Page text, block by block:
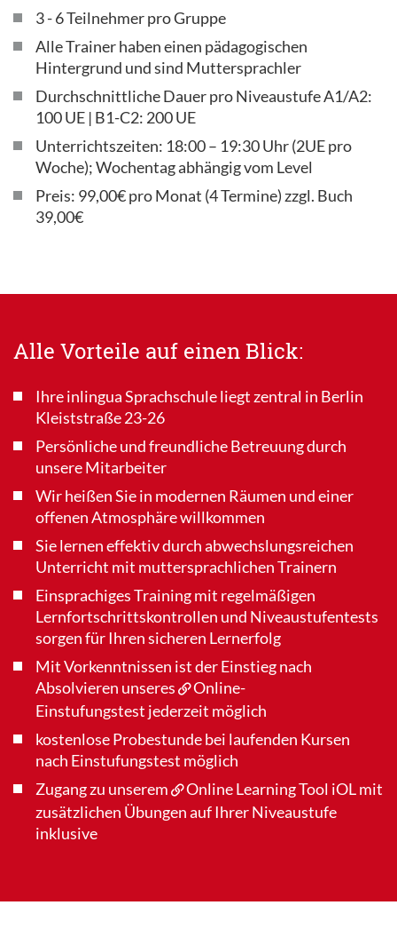
3 - 6 Teilnehmer pro Gruppe
Alle Trainer haben einen pädagogischen
Hintergrund und sind Muttersprachler
Durchschnittliche Dauer pro Niveaustufe A1/A2:
100 UE | B1-C2: 200 UE
Unterrichtszeiten: 18:00 – 19:30 Uhr (2UE pro
Woche); Wochentag abhängig vom Level
Preis: 99,00€ pro Monat (4 Termine) zzgl. Buch
39,00€
Alle Vorteile auf einen Blick:
Ihre inlingua Sprachschule liegt zentral in Berlin
Kleiststraße 23-26
Persönliche und freundliche Betreuung durch
unsere Mitarbeiter
Wir heißen Sie in modernen Räumen und einer
offenen Atmosphäre willkommen
Sie lernen effektiv durch abwechslungsreichen
Unterricht mit muttersprachlichen Trainern
Einsprachiges Training mit regelmäßigen
Lernfortschrittskontrollen und Niveaustufentests
sorgen für Ihren sicheren Lernerfolg
Mit Vorkenntnissen ist der Einstieg nach
Absolvieren unseres
Online-
Einstufungstest jederzeit möglich
kostenlose Probestunde bei laufenden Kursen
nach Einstufungstest möglich
Zugang zu unserem
Online Learning Tool iOLmit
zusätzlichen Übungen auf Ihrer Niveaustufe
inklusive